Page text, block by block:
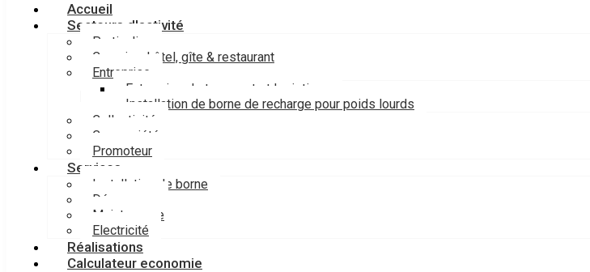
Accueil
Secteurs d'activité
Particulier
Camping, hôtel, gîte & restaurant
Entreprise
Entreprise de transport et logistique
Installation de borne de recharge pour poids lourds
Collectivité
Copropriété
Promoteur
Services
Installation de borne
Dépannage
Maintenance
Electricité
Réalisations
Calculateur economie